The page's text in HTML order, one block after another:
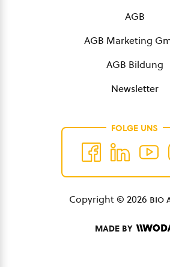
AGB
AGB Marketing
AGB Bildung
Newsletter
FOLGE UNS
Copyright © 2026 bio
MADE BY